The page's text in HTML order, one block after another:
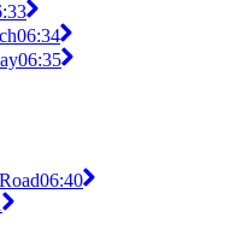
06:34
06:35
06:40